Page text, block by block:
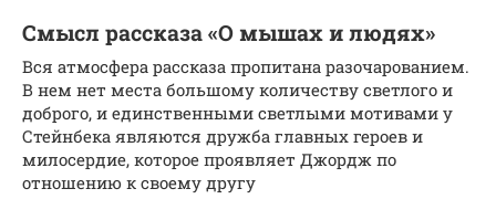
Смысл рассказа «О мышах и людях»
Вся атмосфера рассказа пропитана разочарованием.
В нем нет места большому количеству светлого и
доброго, и единственными светлыми мотивами у
Стейнбека являются дружба главных героев и
милосердие, которое проявляет Джордж по
отношению к своему другу